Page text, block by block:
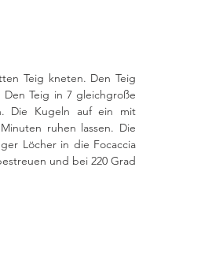
Teig kneten. Den Teig
Teig in 7 gleichgroße
Die Kugeln auf ein mit
ruhen lassen. Die
Löcher in die Focaccia
und bei 220 Grad